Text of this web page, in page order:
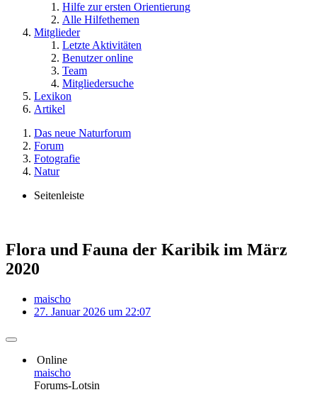
Hilfe zur ersten Orientierung
Alle Hilfethemen
Mitglieder
Letzte Aktivitäten
Benutzer online
Team
Mitgliedersuche
Lexikon
Artikel
Das neue Naturforum
Forum
Fotografie
Natur
Seitenleiste
Flora und Fauna der Karibik im März
2020
maischo
27. Januar 2026 um 22:07
Online
maischo
Forums-Lotsin